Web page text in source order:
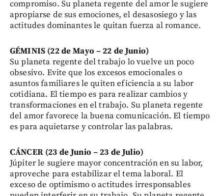
compromiso. Su planeta regente del amor le sugiere
apropiarse de sus emociones, el desasosiego y las
actitudes dominantes le quitan fuerza al romance.
GÉMINIS (22 de Mayo – 22 de Junio)
Su planeta regente del trabajo lo vuelve un poco
obsesivo. Evite que los excesos emocionales o
asuntos familiares le quiten eficiencia a su labor
cotidiana. El tiempo es para realizar cambios y
transformaciones en el trabajo. Su planeta regente
del amor favorece la buena comunicación. El tiempo
es para aquietarse y controlar las palabras.
CÁNCER (23 de Junio – 23 de Julio)
Júpiter le sugiere mayor concentración en su labor,
aproveche para estabilizar el tema laboral. El
exceso de optimismo o actitudes irresponsables